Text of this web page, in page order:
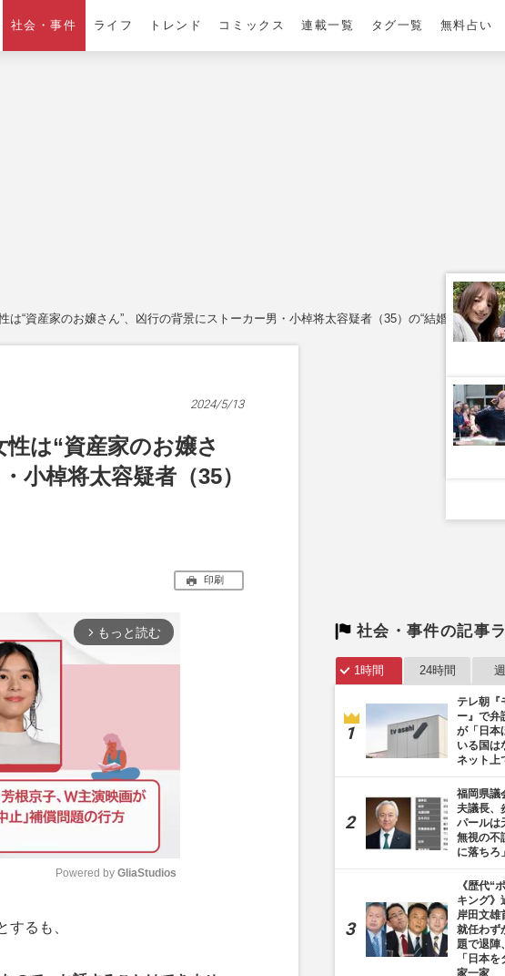
社会・事件 ライフ トレンド コミックス 連載一覧 タグ一覧 無料占い
は“資産家のお嬢さん”、凶行の背景にストーカー男・小棹将太容疑者（35）の“結婚歴”
2024/5/13
性は“資産家のお嬢さ
小棹将太容疑者（35）
印刷
arrow_forward_ios もっと読む
Powered by GliaStudios
るも、
社会・事件の記事
1時間 24時間
テレ朝『
ー』で弁
が「日本
いる国は
ネット上
福岡県議
夫議長、
パールは
無視の不
に落ちろ
《歴代“
キング》
岸田文雄
就任わず
題で退陣
「日本
家一家